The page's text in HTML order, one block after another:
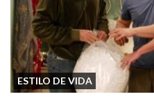
ESTILO DE VIDA